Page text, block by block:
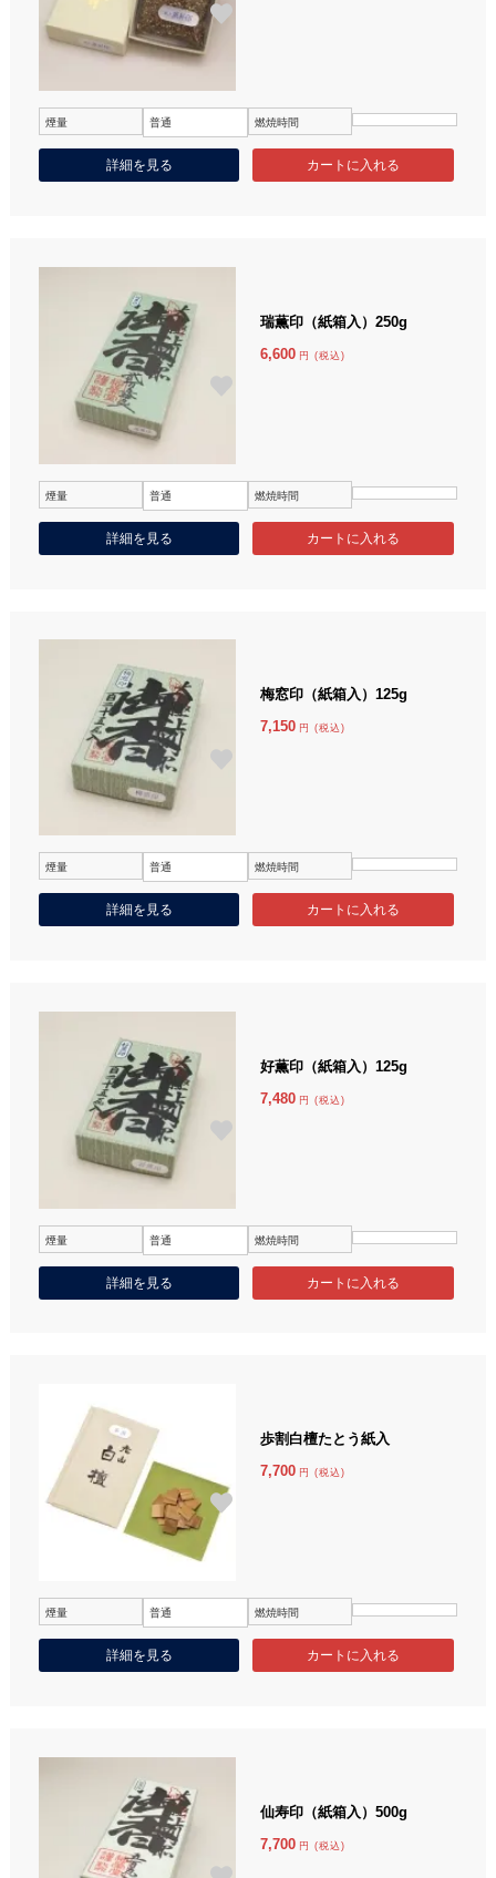
煙量 普通 燃焼時間
詳細を見る
瑞薫印（紙箱入）250g
6,600 円 (税込)
煙量 普通 燃焼時間
詳細を見る
梅窓印（紙箱入）125g
7,150 円 (税込)
煙量 普通 燃焼時間
詳細を見る
好薫印（紙箱入）125g
7,480 円 (税込)
煙量 普通 燃焼時間
詳細を見る
歩割白檀たとう紙入
7,700 円 (税込)
煙量 普通 燃焼時間
詳細を見る
仙寿印（紙箱入）500g
7,700 円 (税込)